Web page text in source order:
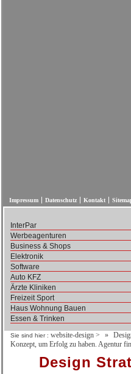
Impressum Datenschutz Kontakt
InterPar
Werbeagenturen
Business & Shops
Elektronik
Software
Auto KFZ
Ärzte Kliniken
Freizeit Sport
Haus Wohnung Bauen
Essen & Trinken
Sie sind hier : website-design >
Konzept, um Erfolg zu haben. Agentur
Design